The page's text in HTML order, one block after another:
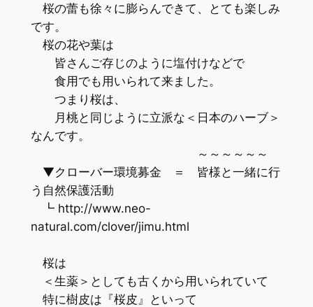
桜の蕾も徐々に膨らんできて、とても楽しみ
です。
桜の花や葉は
皆さんご存じのように塩付けなどで
食用でも用いられて来ました。
つまり桜は、
月桃と同じように立派な＜日本のハーブ＞
なんです。
～～～～～～
▼クローバー環境募金 ＝ 皆様と一緒に行
う自然保護活動
┗ http://www.neo-
natural.com/clover/jimu.html
桜は
＜生薬＞としても古くから用いられていて
特に樹皮は『桜皮』といって